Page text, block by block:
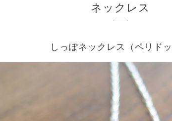
ネックレス
しっぽネックレス（ペリド